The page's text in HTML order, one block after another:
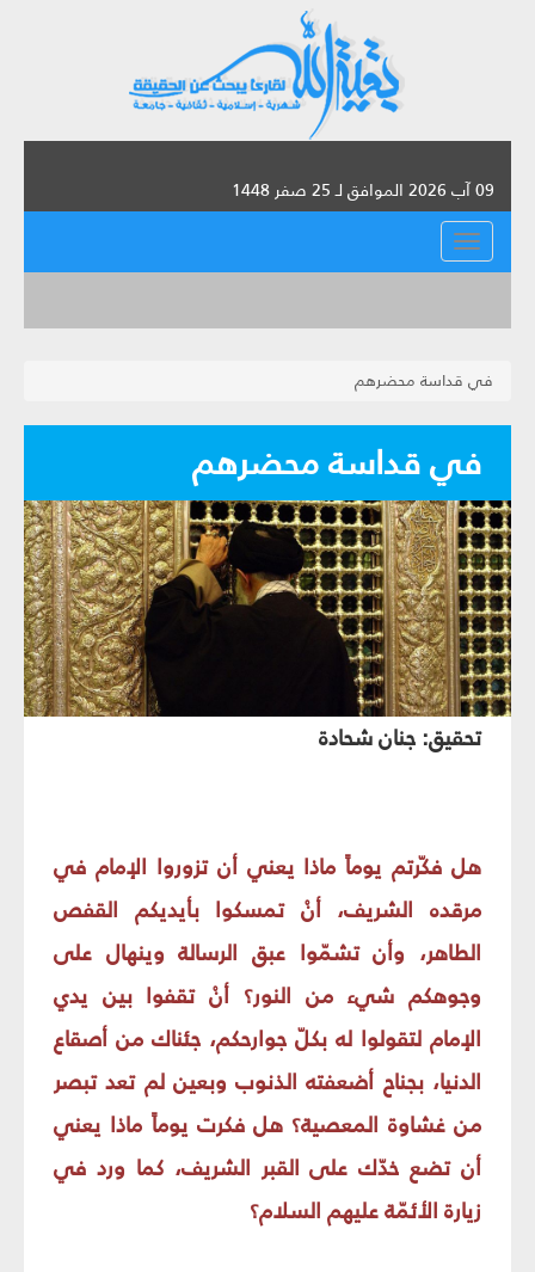
09 آب 2026 الموافق لـ 25 صفر 1448
القائمة
في قداسة محضرهم
في قداسة محضرهم
تحقيق: جنان شحادة
هل فكّرتم يوماً ماذا يعني أن تزوروا الإمام في
مرقده الشريف، أنْ تمسكوا بأيديكم القفص
الطاهر، وأن تشمّوا عبق الرسالة وينهال على
وجوهكم شيء من النور؟ أنْ تقفوا بين يدي
الإمام لتقولوا له بكلّ جوارحكم، جئناك من أصقاع
الدنيا، بجناح أضعفته الذنوب وبعين لم تعد تبصر
من غشاوة المعصية؟ هل فكرت يوماً ماذا يعني
أن تضع خدّك على القبر الشريف، كما ورد في
زيارة الأئمّة عليهم السلام؟